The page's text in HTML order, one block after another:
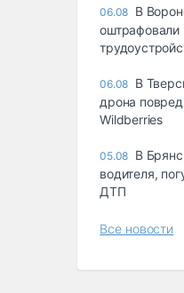
06.08 В
оштрафовали
06.08 В
дрона
Wildberries
05.08 В
водителя,
ДТП
Все новости